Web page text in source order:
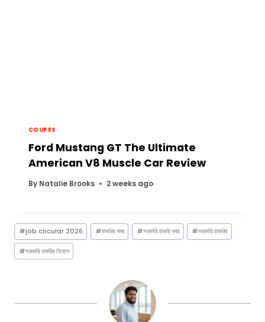
COUPES
Ford Mustang GT The Ultimate
American V8 Muscle Car Review
By Natalie Brooks 2 weeks ago
Post
Tags:
#job circular 2026 #চাকরির খবর #সরকারি চাকরি খবর #সরকারি চাকরির
#সরকারি চাকরির নিয়োগ